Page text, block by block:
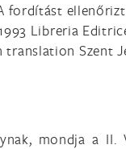
fordítást
Libreria
translation Szent
mondja a